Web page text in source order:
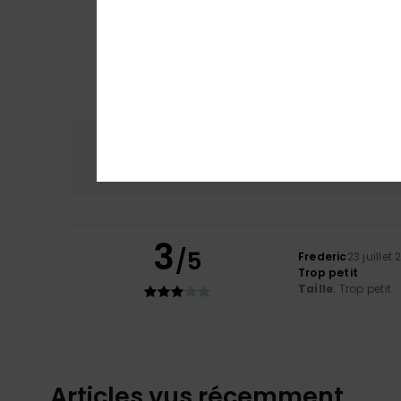
3/5 Frederic23 juillet
Trop petit
Taille: Trop petit